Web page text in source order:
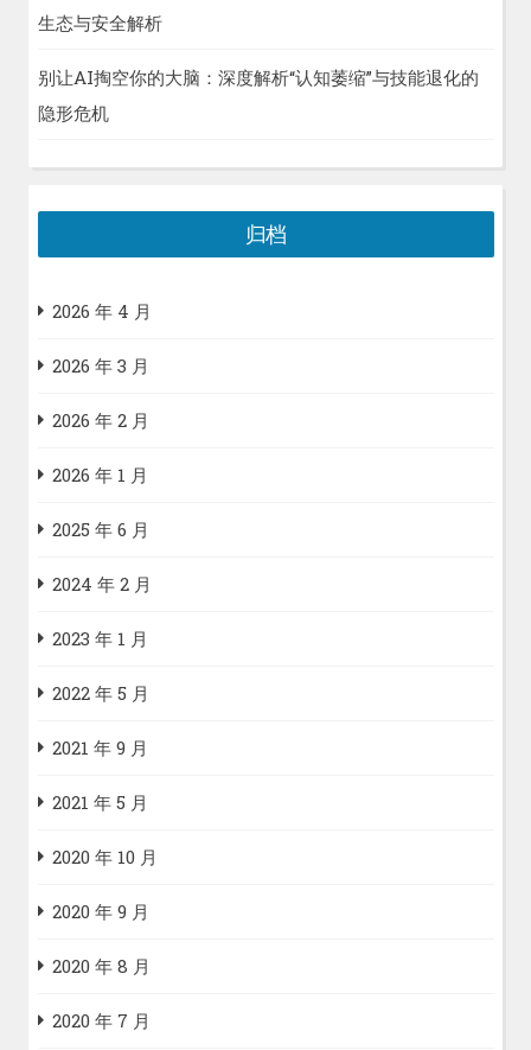
生态与安全解析
别让AI掏空你的大脑：深度解析“认知萎缩”与技能退化的
隐形危机
归档
2026 年 4 月
2026 年 3 月
2026 年 2 月
2026 年 1 月
2025 年 6 月
2024 年 2 月
2023 年 1 月
2022 年 5 月
2021 年 9 月
2021 年 5 月
2020 年 10 月
2020 年 9 月
2020 年 8 月
2020 年 7 月